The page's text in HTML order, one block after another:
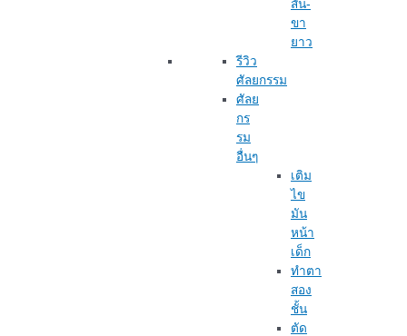
สั้น-
ขา
ยาว
รีวิว
ศัลยกรรม
ศัลย
กร
รม
อื่นๆ
เติม
ไข
มัน
หน้า
เด็ก
ทำตา
สอง
ชั้น
ตัด